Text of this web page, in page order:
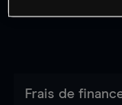
Frais de